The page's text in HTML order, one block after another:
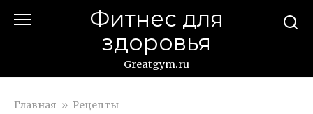
Фитнес для
здоровья
Greatgym.ru
Главная » Рецепты